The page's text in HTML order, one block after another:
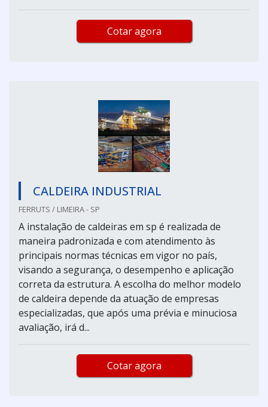
Cotar agora
CALDEIRA INDUSTRIAL
FERRUTS / LIMEIRA - SP
A instalação de caldeiras em sp é realizada de
maneira padronizada e com atendimento às
principais normas técnicas em vigor no país,
visando a segurança, o desempenho e aplicação
correta da estrutura. A escolha do melhor modelo
de caldeira depende da atuação de empresas
especializadas, que após uma prévia e minuciosa
avaliação, irá d...
Cotar agora